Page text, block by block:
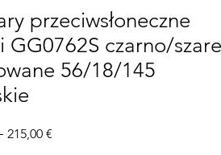
przeciwsłoneczne
GG0762S czarno/szare
56/18/145
Regularna
215,00 €